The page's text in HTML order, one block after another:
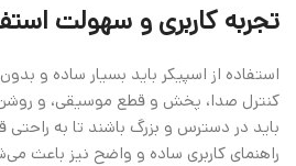
تجربه کاربری و سهولت
استفاده از اسپیکر باید بسیار ساده و
کنترل صدا، پخش و قطع موسیقی، و
باید در دسترس و بزرگ باشند تا به راحتی
راهنمای کاربری ساده و واضح نیز باعث